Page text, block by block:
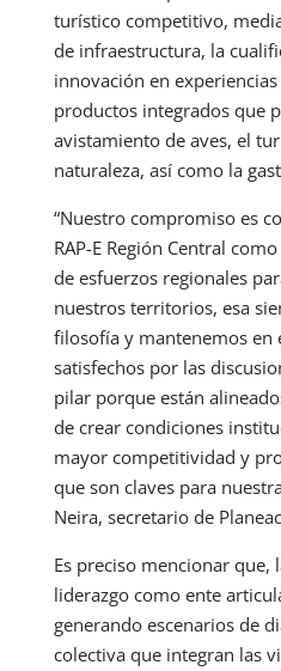
turístico competitivo,
de infraestructura, la
innovación en
productos integrados que
avistamiento de aves, el
naturaleza, así como la
“Nuestro compromiso es
RAP-E Región Central
de esfuerzos regionales
nuestros territorios, esa
filosofía y mantenemos en
satisfechos por las
pilar porque están
de crear condiciones
mayor competitividad y
que son claves para
Neira, secretario de
Es preciso mencionar que,
liderazgo como ente
generando escenarios de
colectiva que integran las